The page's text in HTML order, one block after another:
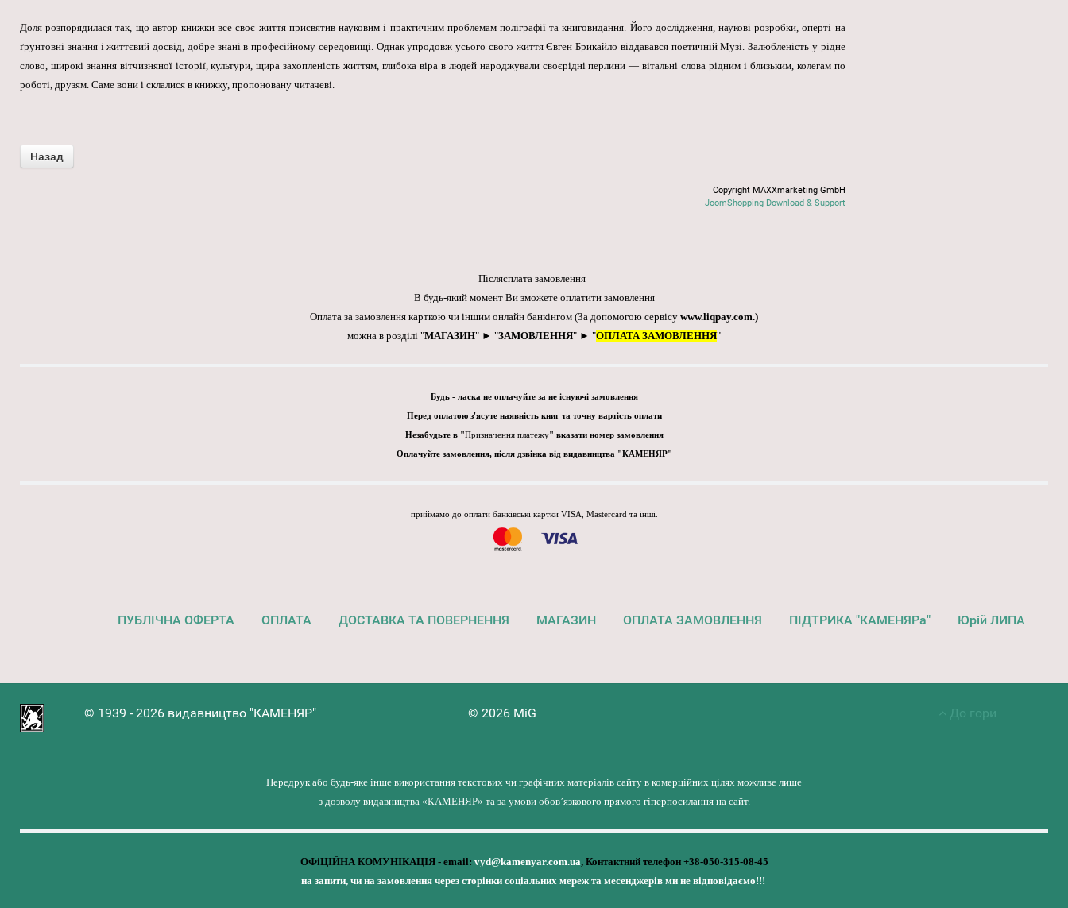
Доля розпорядилася так, що автор книжки все своє життя присвятив науковим і практичним проблемам поліграфії та книговидання. Його дослідження, наукові розробки, оперті на
ґрунтовні знання і життєвий досвід, добре знані в професійному середовищі. Однак упродовж усього свого життя Євген Брикайло віддавався поетичній Музі. Залюбленість у рідне
слово, широкі знання вітчизняної історії, культури, щира захопленість життям, глибока віра в людей народжували своєрідні перлини — вітальні слова рідним і близьким, колегам по
роботі, друзям. Саме вони і склалися в книжку, пропоновану читачеві.
Copyright MAXXmarketing GmbH
JoomShopping Download & Support
Післясплата замовлення
В будь-який момент Ви зможете оплатити замовлення
Оплата за замовлення карткою чи іншим онлайн банкінгом (За допомогою сервісу www.liqpay.com.)
можна в розділі "МАГАЗИН" ► "ЗАМОВЛЕННЯ" ► "ОПЛАТА ЗАМОВЛЕННЯ"
Будь - ласка не оплачуйте за не існуючі замовлення
Перед оплатою з'ясуте наявність книг та точну вартість оплати
Незабудьте в "Призначення платежу" вказати номер замовлення
Оплачуйте замовлення, після дзвінка від видавництва "КАМЕНЯР"
приймамо до оплати банківські картки VISA, Mastercard та інші.
ПУБЛІЧНА ОФЕРТА ОПЛАТА ДОСТАВКА ТА ПОВЕРНЕННЯ МАГАЗИН ОПЛАТА ЗАМОВЛЕННЯ ПІДТРИКА "КАМЕНЯРа" Юрій ЛИПА
© 1939 - 2026 видавництво "КАМЕНЯР" © 2026 MiG До гори
Передрук або будь-яке інше використання текстових чи графічних матеріалів сайту в комерційних цілях можливе лише
з дозволу видавництва «КАМЕНЯР» та за умови обов’язкового прямого гіперпосилання на сайт.
ОФіЦІЙНА КОМУНІКАЦІЯ - email: vyd@kamenyar.com.ua, Контактний телефон +38-050-315-08-45
на запити, чи на замовлення через сторінки соціальних мереж та месенджерів ми не відповідаємо!!!